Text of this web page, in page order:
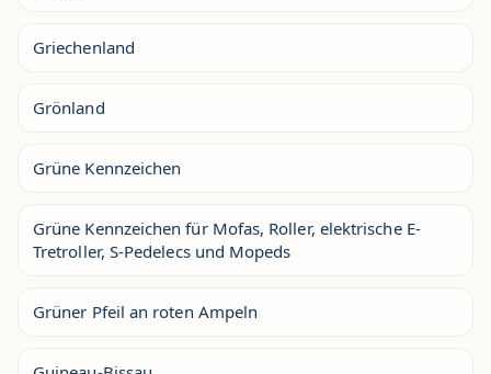
Griechenland
Grönland
Grüne Kennzeichen
Grüne Kennzeichen für Mofas, Roller, elektrische E-
Tretroller, S-Pedelecs und Mopeds
Grüner Pfeil an roten Ampeln